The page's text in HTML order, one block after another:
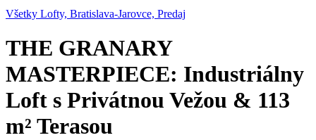
Všetky Lofty, Bratislava-Jarovce, Predaj
THE GRANARY
MASTERPIECE: Industriálny
Loft s Privátnou Vežou & 113
m² Terasou